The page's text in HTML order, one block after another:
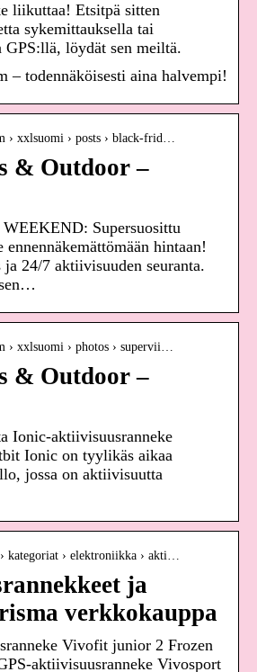
liikuttaa! Etsitpä sitten
sykemittauksella tai
GPS:llä, löydät sen meiltä.
– todennäköisesti aina halvempi!
› xxlsuomi › posts › black-frid…
& Outdoor –
Supersuosittu
hintaan!
ja 24/7 aktiivisuuden seuranta.
› xxlsuomi › photos › supervii…
& Outdoor –
Ionic-aktiivisuusranneke
Ionic on tyylikäs aikaa
jossa on aktiivisuutta
kategoriat › elektroniikka › akti…
ja
verkkokauppa
Vivofit junior 2 Frozen
aktiivisuusranneke Vivosport